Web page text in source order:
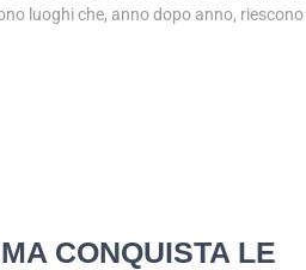
luoghi che, anno dopo anno, riescono
CONQUISTA LE